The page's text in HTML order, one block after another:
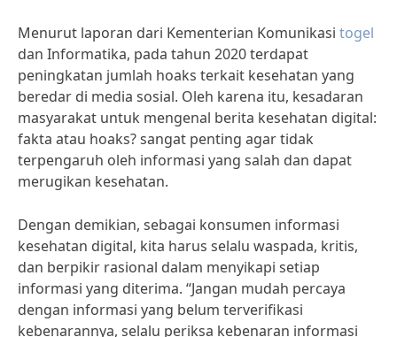
Menurut laporan dari Kementerian Komunikasi togel
dan Informatika, pada tahun 2020 terdapat
peningkatan jumlah hoaks terkait kesehatan yang
beredar di media sosial. Oleh karena itu, kesadaran
masyarakat untuk mengenal berita kesehatan digital:
fakta atau hoaks? sangat penting agar tidak
terpengaruh oleh informasi yang salah dan dapat
merugikan kesehatan.
Dengan demikian, sebagai konsumen informasi
kesehatan digital, kita harus selalu waspada, kritis,
dan berpikir rasional dalam menyikapi setiap
informasi yang diterima. “Jangan mudah percaya
dengan informasi yang belum terverifikasi
kebenarannya, selalu periksa kebenaran informasi